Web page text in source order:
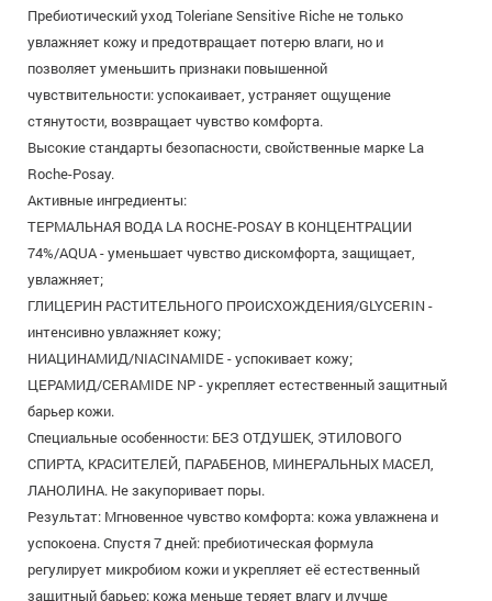
Пребиотический уход Toleriane Sensitive Riche не только
увлажняет кожу и предотвращает потерю влаги, но и
позволяет уменьшить признаки повышенной
чувствительности: успокаивает, устраняет ощущение
стянутости, возвращает чувство комфорта.
Высокие стандарты безопасности, свойственные марке La
Roche-Posay.
Активные ингредиенты:
ТЕРМАЛЬНАЯ ВОДА LA ROCHE-POSAY В КОНЦЕНТРАЦИИ
74%/AQUA - уменьшает чувство дискомфорта, защищает,
увлажняет;
ГЛИЦЕРИН РАСТИТЕЛЬНОГО ПРОИСХОЖДЕНИЯ/GLYCERIN -
интенсивно увлажняет кожу;
НИАЦИНАМИД/NIACINAMIDE - успокивает кожу;
ЦЕРАМИД/CERAMIDE NP - укрепляет естественный защитный
барьер кожи.
Специальные особенности: БЕЗ ОТДУШЕК, ЭТИЛОВОГО
СПИРТА, КРАСИТЕЛЕЙ, ПАРАБЕНОВ, МИНЕРАЛЬНЫХ МАСЕЛ,
ЛАНОЛИНА. Не закупоривает поры.
Результат: Мгновенное чувство комфорта: кожа увлажнена и
успокоена. Спустя 7 дней: пребиотическая формула
регулирует микробиом кожи и укрепляет её естественный
защитный барьер: кожа меньше теряет влагу и лучше